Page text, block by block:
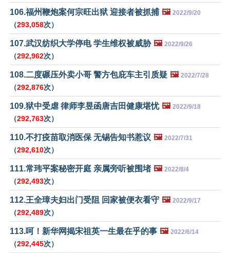
106.福州鞭炮案何宗旺出狱 迎接者被抓捕 🖼️ 2022/9/20
（293,058次）
107.武汉纺织大学停电 学生维权被威胁 🖼️ 2022/9/26
（292,962次）
108.二度碾压外卖小哥 警方包庇车主引质疑 🖼️ 2022/7/28
（292,876次）
109.狱中受虐 律师李昱函唐吉田健康堪忧 🖼️ 2022/9/18
（292,763次）
110.不打疫苗取消医保 无锡告知书惹议 🖼️ 2022/7/31
（292,610次）
111.常玮平案秘密开庭 亲属旁听被围堵 🖼️ 2022/8/4
（292,493次）
112.王全璋夫妇出门受阻 回家被便衣看守 🖼️ 2022/9/17
（292,489次）
113.呵！新华网揭宋祖英一生最在乎的事 🖼️ 2022/6/14
（292,445次）